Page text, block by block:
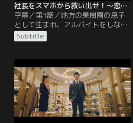
社長をスマホから救い出せ！～恋の力でロック解除～ 第01話／字幕
字幕／第1話／地方の果樹園の息子
として生まれ、アルバイトをしなが
らソウルで一人暮らしをするパク・
インソン。役者になるという夢を諦
IT企業シルバーライニングの最終面
接を受ける。ところが、直前に社長
秘書のチョン・セヨンとぶつかって
ワイシャツにコーヒーがかかってし
まう。セヨンに言われて汚れたワイ
シャツを脱ぐと…。
Subtitle